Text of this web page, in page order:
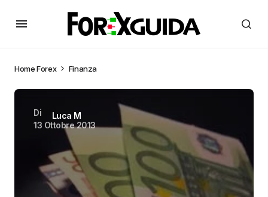
HomeForex Finanza
Di
Luca M
13 Ottobre 2013